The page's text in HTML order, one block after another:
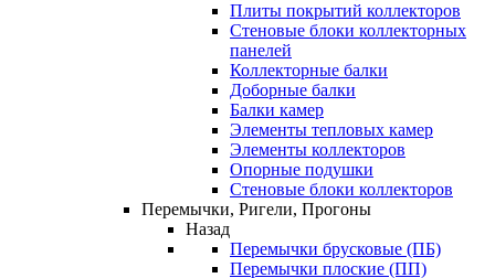
Плиты покрытий коллекторов
Стеновые блоки коллекторных
панелей
Коллекторные балки
Доборные балки
Балки камер
Элементы тепловых камер
Элементы коллекторов
Опорные подушки
Стеновые блоки коллекторов
Перемычки, Ригели, Прогоны
Назад
Перемычки брусковые (ПБ)
Перемычки плоские (ПП)